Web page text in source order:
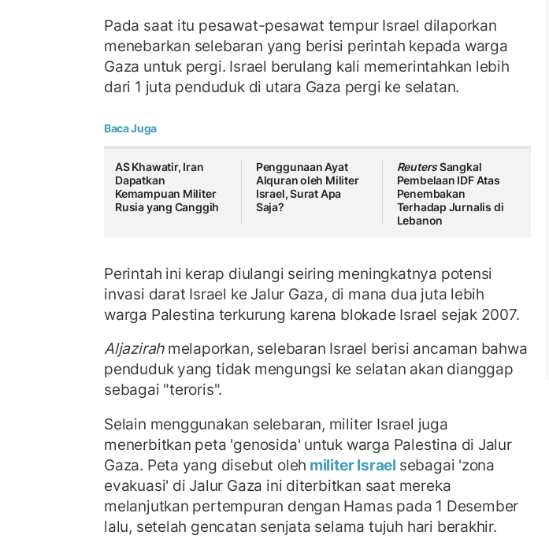
Pada saat itu pesawat-pesawat tempur Israel dilaporkan
menebarkan selebaran yang berisi perintah kepada warga
Gaza untuk pergi. Israel berulang kali memerintahkan lebih
dari 1 juta penduduk di utara Gaza pergi ke selatan.
Baca Juga
AS Khawatir, Iran
Dapatkan
Kemampuan Militer
Rusia yang Canggih
Penggunaan Ayat
Alquran oleh Militer
Israel, Surat Apa
Saja?
ReutersSangkal
Pembelaan IDF Atas
Penembakan
Terhadap Jurnalis di
Lebanon
Perintah ini kerap diulangi seiring meningkatnya potensi
invasi darat Israel ke Jalur Gaza, di mana dua juta lebih
warga Palestina terkurung karena blokade Israel sejak 2007.
Aljazirahmelaporkan, selebaran Israel berisi ancaman bahwa
penduduk yang tidak mengungsi ke selatan akan dianggap
sebagai "teroris".
Selain menggunakan selebaran, militer Israel juga
menerbitkan peta 'genosida' untuk warga Palestina di Jalur
Gaza. Peta yang disebut oleh militer Israel sebagai 'zona
evakuasi' di Jalur Gaza ini diterbitkan saat mereka
melanjutkan pertempuran dengan Hamas pada 1 Desember
lalu, setelah gencatan senjata selama tujuh hari berakhir.